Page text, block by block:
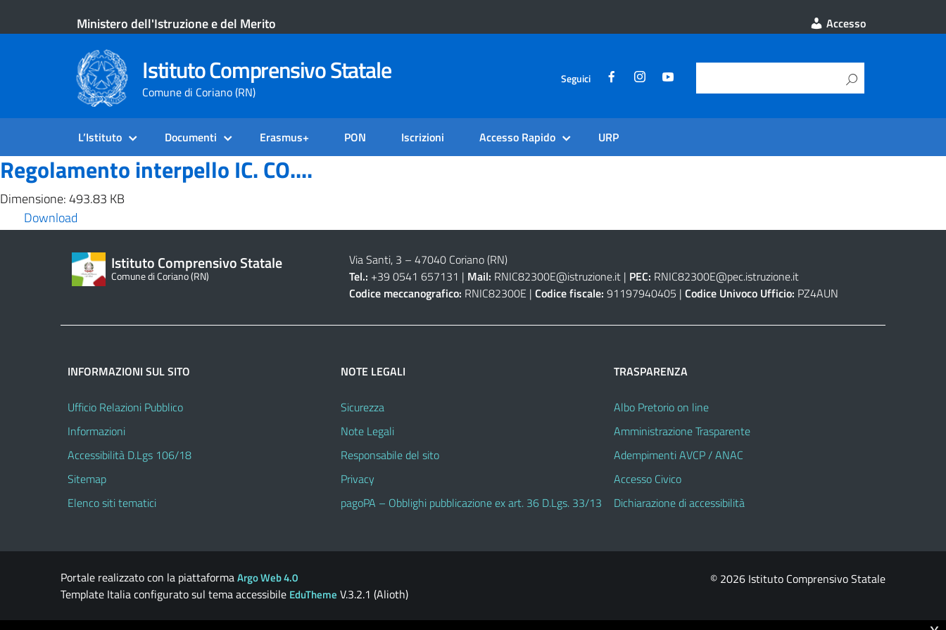
Ministero dell'Istruzione e del Merito Accesso
Istituto Comprensivo Statale
Comune di Coriano (RN)
Seguici
L’Istituto Documenti Erasmus+ PON Iscrizioni Accesso Rapido URP
Regolamento interpello IC. CO....
Dimensione: 493.83 KB
Download
Istituto Comprensivo Statale
Comune di Coriano (RN)
Via Santi, 3 – 47040 Coriano (RN)
Tel.: +39 0541 657131 | Mail: RNIC82300E@istruzione.it| PEC: RNIC82300E@pec.istruzione.it
Codice meccanografico: RNIC82300E | Codice fiscale: 91197940405 | Codice Univoco Ufficio: PZ4AUN
INFORMAZIONI SUL SITO
Ufficio Relazioni Pubblico
Informazioni
Accessibilità D.Lgs 106/18
Sitemap
Elenco siti tematici
NOTE LEGALI
Sicurezza
Note Legali
Responsabile del sito
Privacy
pagoPA – Obblighi pubblicazione ex art. 36 D.Lgs. 33/13
TRASPARENZA
Albo Pretorio on line
Amministrazione Trasparente
Adempimenti AVCP / ANAC
Accesso Civico
Dichiarazione di accessibilità
Portale realizzato con la piattaformaArgo Web 4.0
Template Italia configurato sul tema accessibile EduTheme V.3.2.1 (Alioth)
© 2026 Istituto Comprensivo Statale